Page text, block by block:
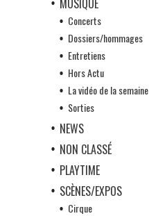
MUSIQUE
Concerts
Dossiers/hommages
Entretiens
Hors Actu
La vidéo de la semaine
Sorties
NEWS
NON CLASSÉ
PLAYTIME
SCÈNES/EXPOS
Cirque